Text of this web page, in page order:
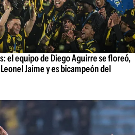
el equipo de Diego Aguirre se floreó,
Jaime y es bicampeón del